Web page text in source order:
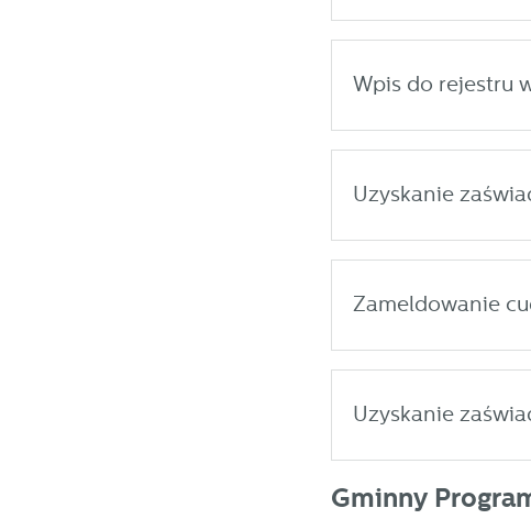
Wpis do rejestru
Uzyskanie
Zameldowanie
Uzyskanie
Gminny